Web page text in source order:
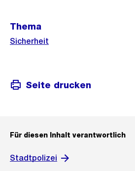
Thema
Sicherheit
Seite drucken
Für diesen Inhalt verantwortlich
Stadtpolizei